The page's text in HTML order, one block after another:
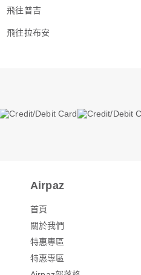
飛往普吉
飛往拉布安
Airpaz
首頁
關於我們
特惠專區
特惠專區